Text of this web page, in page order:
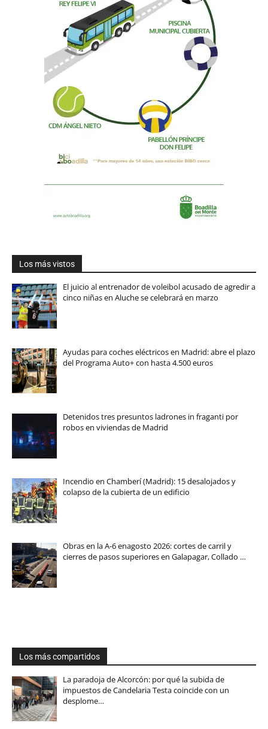
Los más vistos
El juicio al entrenador de voleibol acusado de agredir a
cinco niñas en Aluche se celebrará en marzo
Ayudas para coches eléctricos en Madrid: abre el plazo
del Programa Auto+ con hasta 4.500 euros
Detenidos tres presuntos ladrones in fraganti por
robos en viviendas de Madrid
Incendio en Chamberí (Madrid): 15 desalojados y
colapso de la cubierta de un edificio
Obras en la A-6 enagosto 2026: cortes de carril y
cierres de pasos superiores en Galapagar, Collado …
Los más compartidos
La paradoja de Alcorcón: por qué la subida de
impuestos de Candelaria Testa coincide con un
desplome…